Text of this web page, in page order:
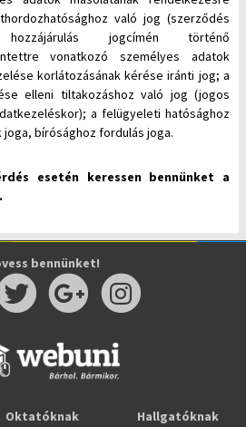
való jog (szerződés
jogcímén történő
vonatkozó személyes adatok
korlátozásának kérése iránti jog; a
elleni tiltakozáshoz való jog (jogos
a felügyeleti hatósághoz
joga, bírósághoz fordulás joga.
esetén keressen bennünket a
bennünket!
Oktatóknak
Hallgatóknak